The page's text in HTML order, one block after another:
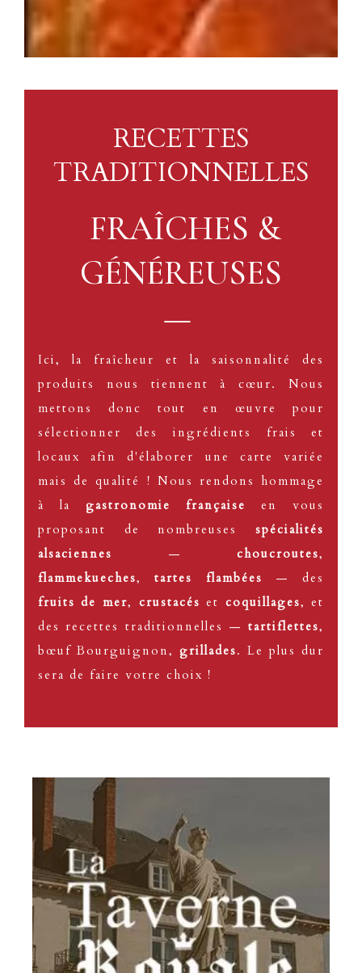
RECETTES
TRADITIONNELLES
FRAÎCHES &
GÉNÉREUSES
—
Ici, la fraîcheur et la saisonnalité des
produits nous tiennent à cœur. Nous
mettons donc tout en œuvre pour
sélectionner des ingrédients frais et
locaux afin d'élaborer une carte variée
mais de qualité ! Nous rendons hommage
à la gastronomie française
en vous
proposant de nombreusesspécialités
alsaciennes
— choucroutes,
flammekueches,tartes flambées —
des
fruits de mer, crustacés et coquillages, et
des recettes traditionnelles — tartiflettes,
bœuf Bourguignon, grillades. Le plus dur
sera de faire votre choix !